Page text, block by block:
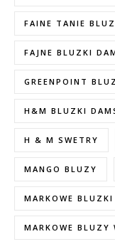
FAINE TANIE
FAJNE BLUZKI
GREENPOINT
H&M BLUZKI
H & M SWETRY
MANGO BLUZY
MARKOWE
MARKOWE BLUZY